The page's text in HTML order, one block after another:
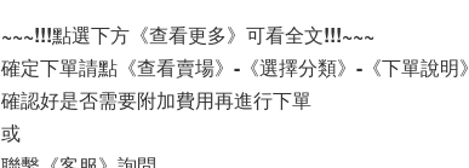
~~~!!!點選下方《查看更多》可看全文!!!~~~
確定下單請點《查看賣場》-《選擇分類》-《下單說明》
確認好是否需要附加費用再進行下單
或